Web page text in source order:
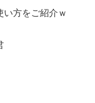
方をご紹介ｗ